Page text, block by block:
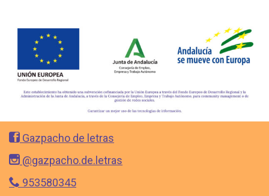
Gazpacho de letras
@gazpacho.de.letras
953580345